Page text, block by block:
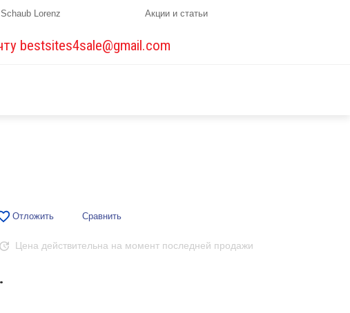
Lorenz Акции и статьи
bestsites4sale@gmail.com
Отложить Сравнить
Цена действительна на момент последней продажи